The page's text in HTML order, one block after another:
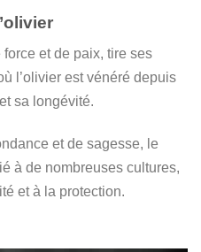
force et de paix, tire ses
l’olivier est vénéré depuis
sa longévité.
et de sagesse, le
à de nombreuses cultures,
et à la protection.